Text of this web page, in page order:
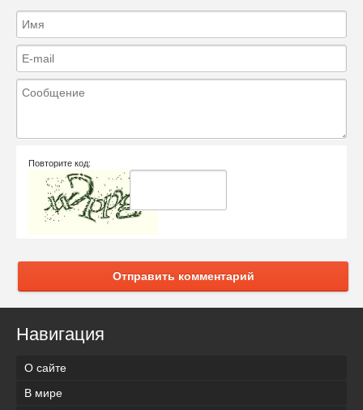
Повторите код:
Отправить комментарий
Навигация
О сайте
В мире